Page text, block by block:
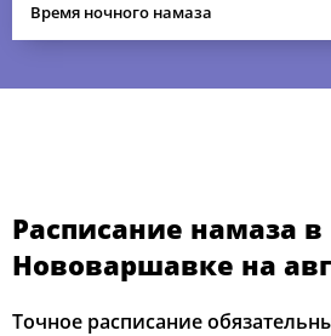
Время ночного намаза
Расписание намаза в
Нововаршавке на
Точное расписание